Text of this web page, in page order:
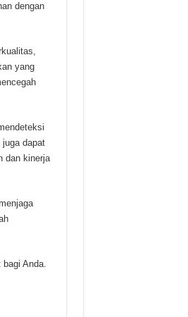
dengan
yang
dapat
dan kinerja
Anda.